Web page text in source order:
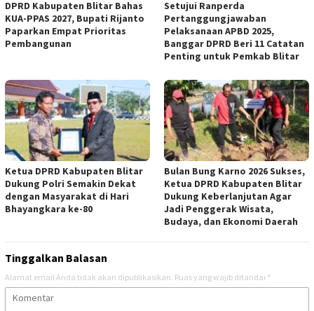
DPRD Kabupaten Blitar Bahas
KUA-PPAS 2027, Bupati Rijanto
Paparkan Empat Prioritas
Pembangunan
Setujui Ranperda
Pertanggungjawaban
Pelaksanaan APBD 2025,
Banggar DPRD Beri 11 Catatan
Penting untuk Pemkab Blitar
Ketua DPRD Kabupaten Blitar
Dukung Polri Semakin Dekat
dengan Masyarakat di Hari
Bhayangkara ke-80
Bulan Bung Karno 2026 Sukses,
Ketua DPRD Kabupaten Blitar
Dukung Keberlanjutan Agar
Jadi Penggerak Wisata,
Budaya, dan Ekonomi Daerah
Tinggalkan Balasan
Alamat email Anda tidak akan dipublikasikan. Ruas yang wajib ditandai *